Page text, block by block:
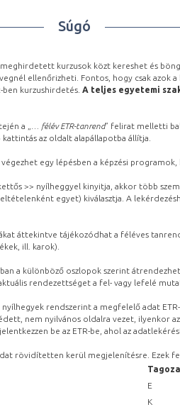
Súgó
kurzusok közt kereshet és
ellenőrizheti. Fontos, hogy csak azok
kurzushirdetés. A teljes egyetemi
a „ … félév ETR-tanrend” felirat melletti
az oldalt alapállapotba állítja.
egy lépésben a képzési
>> nyílheggyel kinyitja, akkor több
egyet) kiválasztja. A
áttekintve tájékozódhat a féléves
ill. karok).
a különböző oszlopok szerint
rendezettséget a fel- vagy lefelé
rendszerint a megfelelő adat
nem nyilvános oldalra vezet, ilyenkor
be az ETR-be, ahol az
rövidítetten kerül megjelenítésre. Ezek
E
K